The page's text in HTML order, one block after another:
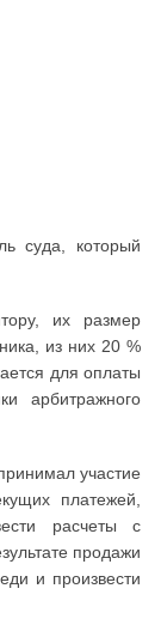
суда, который
их размер
из них 20 %
для оплаты
арбитражного
участие
платежей,
расчеты с
продажи
и произвести